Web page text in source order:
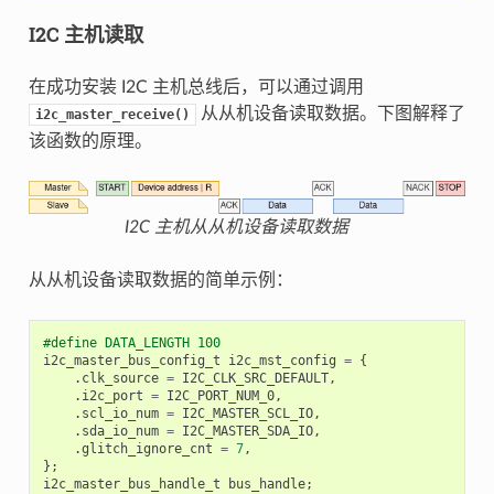
I2C 主机读取
在成功安装 I2C 主机总线后，可以通过调用
i2c_master_receive()
从从机设备读取数据。下图解释了
该函数的原理。
I2C 主机从从机设备读取数据
从从机设备读取数据的简单示例：
#define DATA_LENGTH 100
i2c_master_bus_config_t
i2c_mst_config = {
. clk_source = I2C_CLK_SRC_DEFAULT,
. i2c_port = I2C_PORT_NUM_0,
. scl_io_num = I2C_MASTER_SCL_IO,
. sda_io_num = I2C_MASTER_SDA_IO,
.glitch_ignore_cnt = 7,
};
i2c_master_bus_handle_t
bus_handle;